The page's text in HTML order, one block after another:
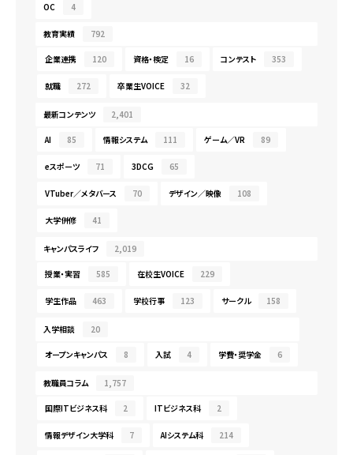
OC 4
教育実績 792
企業連携 120 資格・検定 16 コンテスト 353
就職 272 卒業生VOICE 32
最新コンテンツ 2,401
AI 85 情報システム 111 ゲーム／VR 89
eスポーツ 71 3DCG 65
VTuber／メタバース 70 デザイン／映像 108
大学併修 41
キャンパスライフ 2,019
授業・実習 585 在校生VOICE 229
学生作品 463 学校行事 123 サークル 158
入学相談 20
オープンキャンパス 8 入試 4 学費・奨学金 6
教職員コラム 1,757
国際ITビジネス科 2 ITビジネス科 2
情報デザイン大学科 7 AIシステム科 214